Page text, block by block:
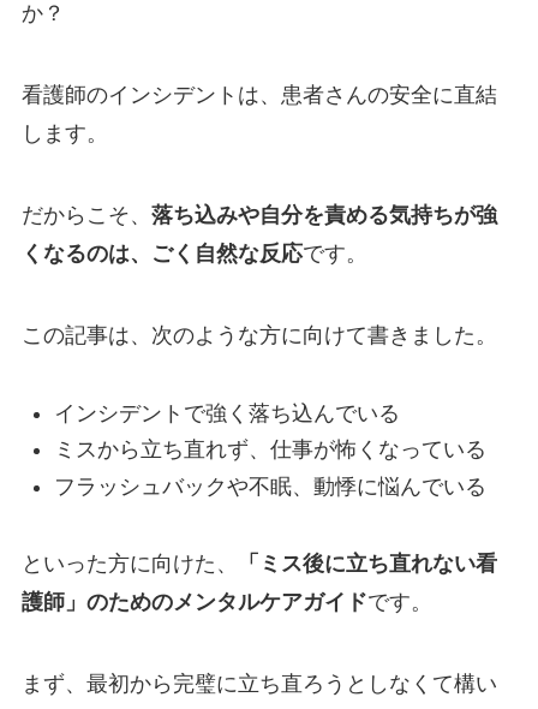
か？
看護師のインシデントは、患者さんの安全に直結
します。
だからこそ、 落ち込みや自分を責める気持ちが強
くなるのは、ごく自然な反応です。
この記事は、次のような方に向けて書きました。
インシデントで強く落ち込んでいる
ミスから立ち直れず、仕事が怖くなっている
フラッシュバックや不眠、動悸に悩んでいる
といった方に向けた、
「ミス後に立ち直れない看
護師」のためのメンタルケアガイドです。
まず、最初から完璧に立ち直ろうとしなくて構い